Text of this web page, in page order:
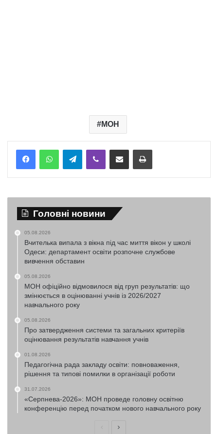
МОН
TelegramViber Надіслати електронною поштоюНадрукувати
Головні новини
05.08.2026
Вчителька випала з вікна під час миття вікон у школі
Одеси: департамент освіти розпочне службове
вивчення обставин
05.08.2026
МОН офіційно відмовилося від груп результатів: що
змінюється в оцінюванні учнів із 2026/2027
навчального року
05.08.2026
Про затвердження системи та загальних критеріїв
оцінювання результатів навчання учнів
01.08.2026
Педагогічна рада закладу освіти: повноваження,
рішення та типові помилки в організації роботи
31.07.2026
«Серпнева-2026»: МОН проведе головну освітню
конференцію перед початком нового навчального року
ПопередняНаступна